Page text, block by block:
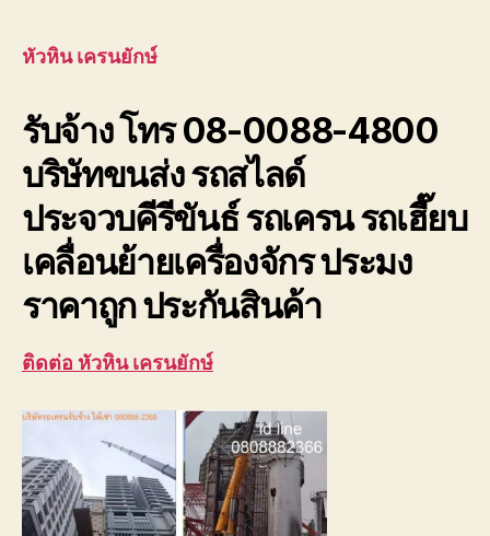
หัวหิน เครนยักษ์
รับจ้าง โทร 08-0088-4800
บริษัทขนส่ง รถสไลด์
ประจวบคีรีขันธ์ รถเครน รถเฮี๊ยบ
เคลื่อนย้ายเครื่องจักร ประมง
ราคาถูก ประกันสินค้า
ติดต่อ หัวหิน เครนยักษ์